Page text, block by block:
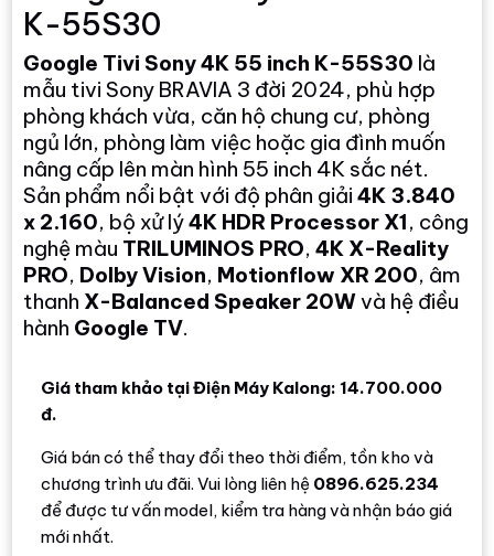
K-55S30
Google Tivi Sony 4K 55 inch K-55S30 là
mẫu tivi Sony BRAVIA 3 đời 2024, phù hợp
phòng khách vừa, căn hộ chung cư, phòng
ngủ lớn, phòng làm việc hoặc gia đình muốn
nâng cấp lên màn hình 55 inch 4K sắc nét.
Sản phẩm nổi bật với độ phân giải4K 3.840
x 2.160, bộ xử lý4K HDR Processor X1, công
nghệ màu TRILUMINOS PRO,4K X-Reality
PRO, Dolby Vision, Motionflow XR 200, âm
thanh X-Balanced Speaker 20Wvà hệ điều
hành Google TV.
Giá tham khảo tại Điện Máy Kalong: 14.700.000
đ.
Giá bán có thể thay đổi theo thời điểm, tồn kho và
chương trình ưu đãi. Vui lòng liên hệ 0896.625.234
để được tư vấn model, kiểm tra hàng và nhận báo giá
mới nhất.